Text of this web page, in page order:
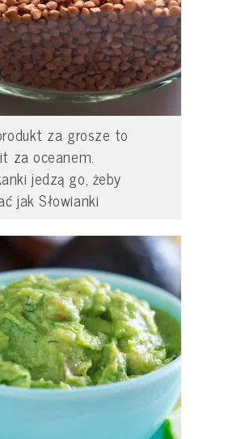
za grosze to
za oceanem.
jedzą go, żeby
jak Słowianki